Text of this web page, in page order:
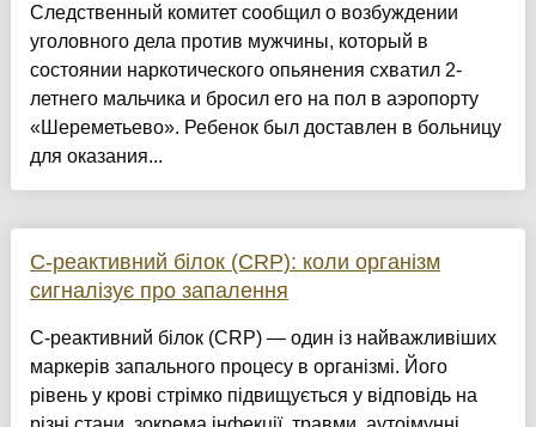
Следственный комитет сообщил о возбуждении
уголовного дела против мужчины, который в
состоянии наркотического опьянения схватил 2-
летнего мальчика и бросил его на пол в аэропорту
«Шереметьево». Ребенок был доставлен в больницу
для оказания...
С-реактивний білок (CRP): коли організм
сигналізує про запалення
С-реактивний білок (CRP) — один із найважливіших
маркерів запального процесу в організмі. Його
рівень у крові стрімко підвищується у відповідь на